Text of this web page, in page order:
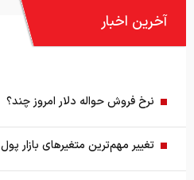
آخرین اخبار
نرخ فروش حواله دلار امروز چند؟
تغییر مهم‌ترین متغیرهای بازار پول